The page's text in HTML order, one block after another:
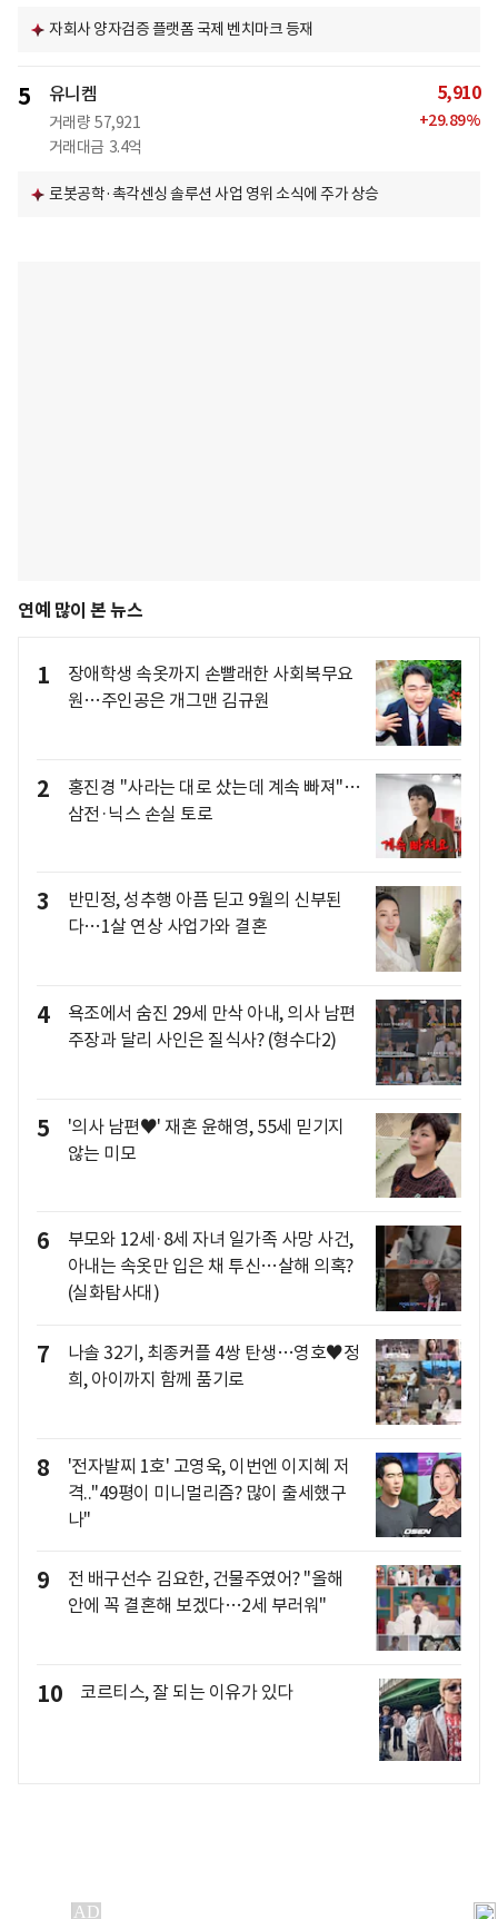
자회사 양자검증 플랫폼 국제 벤치마크 등재
5 유니켐
거래량 57,921
거래대금 3.4억
5,910
+29.89%
로봇공학·촉각센싱 솔루션 사업 영위 소식에 주가 상승
연예 많이 본 뉴스
1
장애학생 속옷까지 손빨래한 사회복무요
원…주인공은 개그맨 김규원
2
홍진경 "사라는 대로 샀는데 계속 빠져"…
삼전·닉스 손실 토로
3
반민정, 성추행 아픔 딛고 9월의 신부된
다…1살 연상 사업가와 결혼
4
욕조에서 숨진 29세 만삭 아내, 의사 남편
주장과 달리 사인은 질식사? (형수다2)
5
'의사 남편♥' 재혼 윤해영, 55세 믿기지
않는 미모
6
부모와 12세·8세 자녀 일가족 사망 사건,
아내는 속옷만 입은 채 투신…살해 의혹?
(실화탐사대)
7
나솔 32기, 최종커플 4쌍 탄생…영호♥정
희, 아이까지 함께 품기로
8
'전자발찌 1호' 고영욱, 이번엔 이지혜 저
격.."49평이 미니멀리즘? 많이 출세했구
나"
9
전 배구선수 김요한, 건물주였어? "올해
안에 꼭 결혼해 보겠다…2세 부러워"
10 코르티스, 잘 되는 이유가 있다